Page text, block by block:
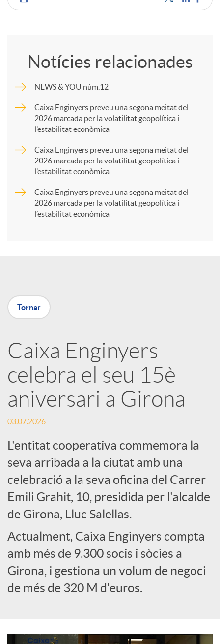
C
m
p
a
a
r
x
e
s
S
o
c
Notícies relacionades
NEWS & YOU núm.12
Caixa Enginyers preveu una segona meitat del
2026 marcada per la volatilitat geopolítica i
l’estabilitat econòmica
Caixa Enginyers preveu una segona meitat del
2026 marcada per la volatilitat geopolítica i
l’estabilitat econòmica
Caixa Enginyers preveu una segona meitat del
2026 marcada per la volatilitat geopolítica i
l’estabilitat econòmica
Tornar
Caixa Enginyers
celebra el seu 15è
aniversari a Girona
03.07.2026
L'entitat cooperativa commemora la
seva arribada a la ciutat amb una
celebració a la seva oficina del Carrer
Emili Grahit, 10, presidida per l'alcalde
de Girona, Lluc Salellas.
Actualment, Caixa Enginyers compta
amb més de 9.300 socis i sòcies a
Girona, i gestiona un volum de negoci
de més de 320 M d'euros.